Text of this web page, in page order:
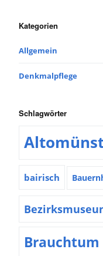
Kategorien
Allgemein
Denkmalpflege
Schlagwörter
bairisch
Brauchtum